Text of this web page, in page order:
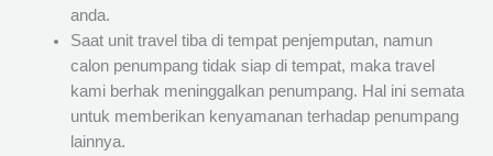
anda.
Saat unit travel tiba di tempat penjemputan, namun
calon penumpang tidak siap di tempat, maka travel
kami berhak meninggalkan penumpang. Hal ini semata
untuk memberikan kenyamanan terhadap penumpang
lainnya.